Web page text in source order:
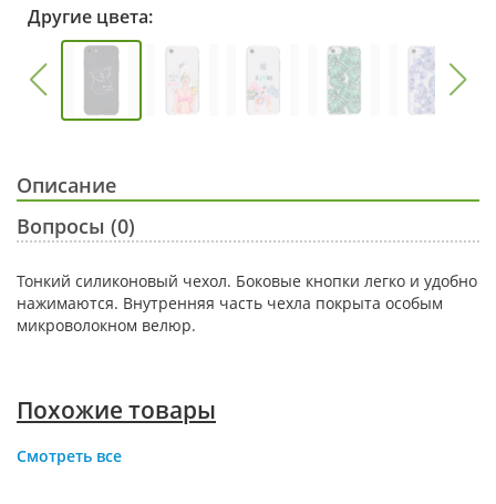
Другие цвета:
Описание
Вопросы (0)
Тонкий силиконовый чехол. Боковые кнопки легко и удобно
нажимаются. Внутренняя часть чехла покрыта особым
микроволокном велюр.
Похожие товары
Смотреть все